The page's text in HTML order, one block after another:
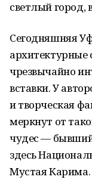
светлый город,
Сегодняшняя
чрезвычайно
вставки. У
и творческая
меркнут от
чудес —
здесь
Мустая Карима.